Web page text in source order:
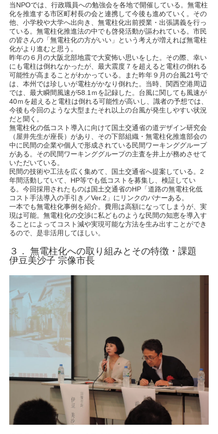
当NPOでは、行政職員への勉強会を各地で開催している。無電柱
化を推進する市区町村長の会と連携して今後も進めていく。その
他、小学校や大学へ出向き、無電柱化出前授業・出張講義を行っ
ている。無電柱化推進法の中でも啓発活動が謳われている。市民
の皆さんの「無電柱化の方がいい」という考えが増えれば無電柱
化がより進むと思う。
昨年の６月の大阪北部地震で大変怖い思いをした。その際、幸い
にも電柱は倒れなかったが、最大震度７を超えると電柱の倒れる
可能性が高まることがわかっている。また昨年９月の台風21号で
は、本州では珍しいが電柱がかなり倒れた。当時、関西空港周辺
では、最大瞬間風速が58.1ｍを記録した。台風に関しても風速が
40ｍを超えると電柱は倒れる可能性が高いし、識者の予想では、
今後も今回のような大型またそれ以上の台風が発生しやすい状況
だと聞く。
無電柱化の低コスト導入に向けて国土交通省の道デザイン研究会
（屋井先生が座長）があり、その下部組織・無電柱化推進部会の
中に民間の企業や個人で形成されている民間ワーキンググループ
がある。その民間ワーキンググループの主査を井上が務めさせて
いただいている。
民間の技術や工法を広く集めて、国土交通省へ提案している。2
年間活動していて、HP等でも低コストを募集し、検証してい
る。今回採用されたものは国土交通省のHP「道路の無電柱化低
コスト手法導入の手引き／Ver.2」にリンクのバナーある。
一本でも無電柱化事例を紹介。費用は高額になってしまうが、実
現は可能。無電柱化の交渉に私どものような民間の知恵を導入す
ることによってコスト減や実現可能な方法を生み出すことができ
るので、是非活用してほしい。
３． 無電柱化への取り組みとその特徴・課題
伊豆美沙子 宗像市長